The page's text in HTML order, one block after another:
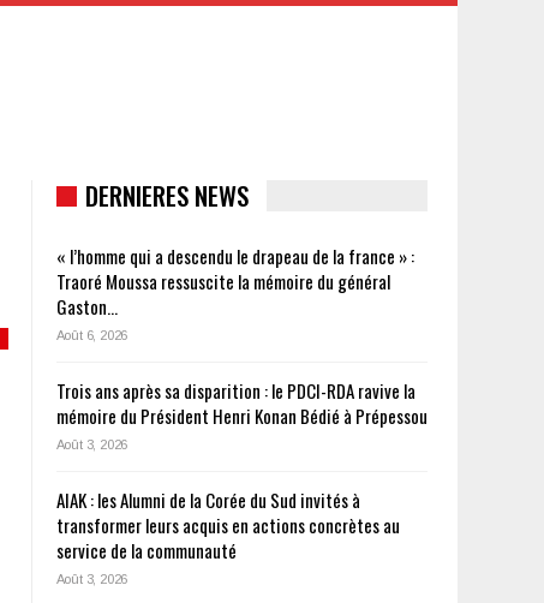
DERNIERES NEWS
« l’homme qui a descendu le drapeau de la france » :
Traoré Moussa ressuscite la mémoire du général
Gaston…
Août 6, 2026
Trois ans après sa disparition : le PDCI-RDA ravive la
mémoire du Président Henri Konan Bédié à Prépessou
Août 3, 2026
AIAK : les Alumni de la Corée du Sud invités à
transformer leurs acquis en actions concrètes au
service de la communauté
Août 3, 2026